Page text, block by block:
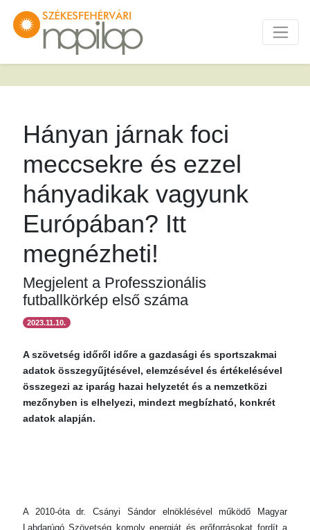
Hányan járnak foci
meccsekre és ezzel
hányadikak vagyunk
Európában? Itt
megnézheti!
Megjelent a Professzionális
futballkörkép első száma
2023.11.10.
A szövetség időről időre a gazdasági és sportszakmai
adatok összegyűjtésével, elemzésével és értékelésével
összegezi az iparág hazai helyzetét és a nemzetközi
mezőnyben is elhelyezi, mindezt megbízható, konkrét
adatok alapján.
A 2010-óta dr. Csányi Sándor elnöklésével működő Magyar
Labdarúgó Szövetség komoly energiát és erőforrásokat fordít a